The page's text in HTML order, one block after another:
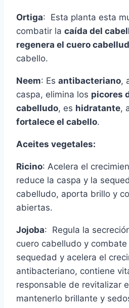
Ortiga: Esta planta esta
combatir la caída del
regenera el cuero
cabello.
Neem: Es antibacteriano,
caspa, elimina los picores
cabelludo, es hidratante,
fortalece el cabello.
Aceites vegetales:
Ricino: Acelera el
reduce la caspa y la
cabelludo, aporta brillo y
abiertas.
Jojoba: Regula la
cuero cabelludo y
sequedad y acelera el
antibacteriano, contiene
responsable de revitalizar
mantenerlo brillante y